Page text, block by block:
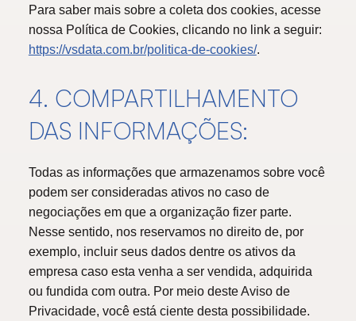
Para saber mais sobre a coleta dos cookies, acesse
nossa Política de Cookies, clicando no link a seguir:
https://vsdata.com.br/politica-de-cookies/.
4. COMPARTILHAMENTO
DAS INFORMAÇÕES:
Todas as informações que armazenamos sobre você
podem ser consideradas ativos no caso de
negociações em que a organização fizer parte.
Nesse sentido, nos reservamos no direito de, por
exemplo, incluir seus dados dentre os ativos da
empresa caso esta venha a ser vendida, adquirida
ou fundida com outra. Por meio deste Aviso de
Privacidade, você está ciente desta possibilidade.